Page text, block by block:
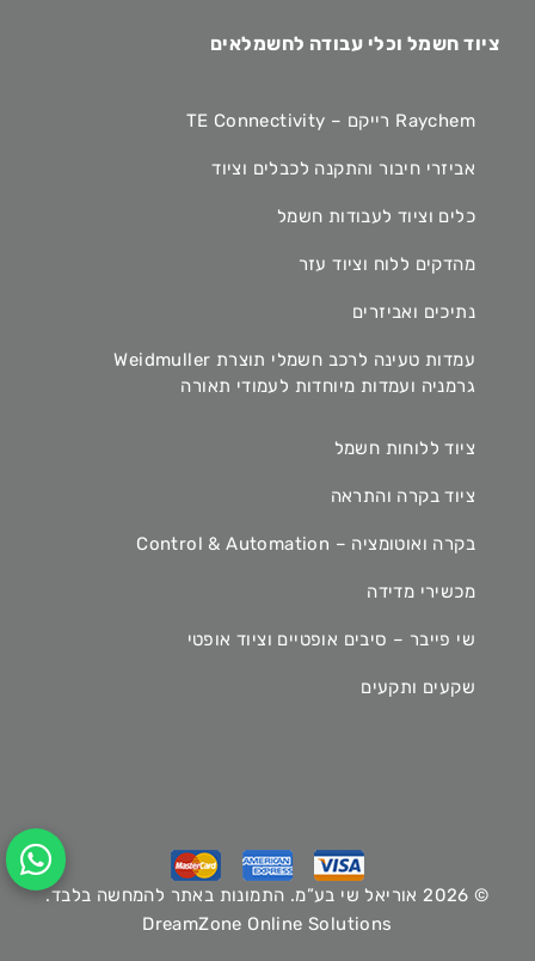
ציוד חשמל וכלי עבודה לחשמלאים
Raychem רייקם – TE Connectivity
אביזרי חיבור והתקנה לכבלים וציוד
כלים וציוד לעבודות חשמל
מהדקים ללוח וציוד עזר
נתיכים ואביזרים
עמדות טעינה לרכב חשמלי תוצרת Weidmuller
גרמניה ועמדות מיוחדות לעמודי תאורה
ציוד ללוחות חשמל
ציוד בקרה והתראה
בקרה ואוטומציה – Control & Automation
מכשירי מדידה
שי פייבר – סיבים אופטיים וציוד אופטי
שקעים ותקעים
© 2026 אוריאל שי בע”מ. התמונות באתר להמחשה בלבד.
DreamZone Online Solutions